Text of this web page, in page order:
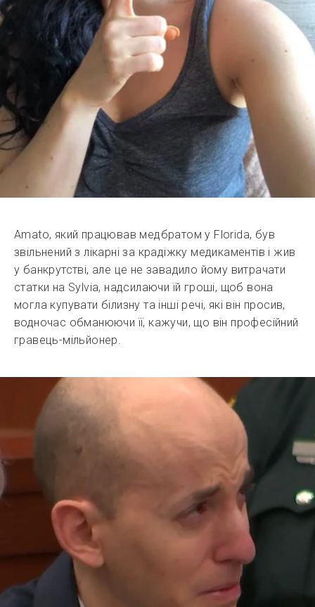
Amato, який працював медбратом у Florida, був
звільнений з лікарні за крадіжку медикаментів і жив
у банкрутстві, але це не завадило йому витрачати
статки на Sylvia, надсилаючи їй гроші, щоб вона
могла купувати білизну та інші речі, які він просив,
водночас обманюючи її, кажучи, що він професійний
гравець-мільйонер.